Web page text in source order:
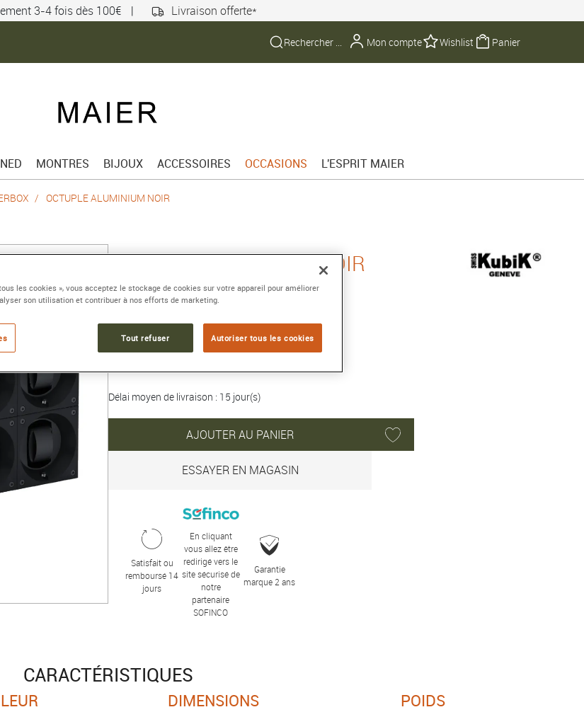
3-4 fois dès 100€ | Livraison offerte*
Mon compte Wishlist Panier
MONTRES BIJOUX ACCESSOIRES OCCASIONS L'ESPRIT MAIER
OCTUPLE ALUMINIUM NOIR
OCTUPLE ALUMINIUM NOIR
Référence :SK08_AE001
MASTERBOX
6 210 €
Délai moyen de livraison : 15 jour(s)
AJOUTER AU PANIER
ESSAYER EN MAGASIN
Satisfait ou
remboursé 14
jours
En cliquant
vous allez être
redirigé vers le
site sécurisé de
notre
partenaire
SOFINCO
Garantie
marque 2 ans
CARACTÉRISTIQUES
DIMENSIONS POIDS
les cookies », vous acceptez le stockage de cookies sur votre appareil pour améliorer
son utilisation et contribuer à nos efforts de marketing.
Tout refuser Autoriser tous les cookies